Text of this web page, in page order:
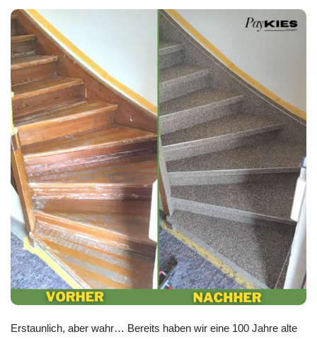
Erstaunlich, aber wahr… Bereits haben wir eine 100 Jahre alte